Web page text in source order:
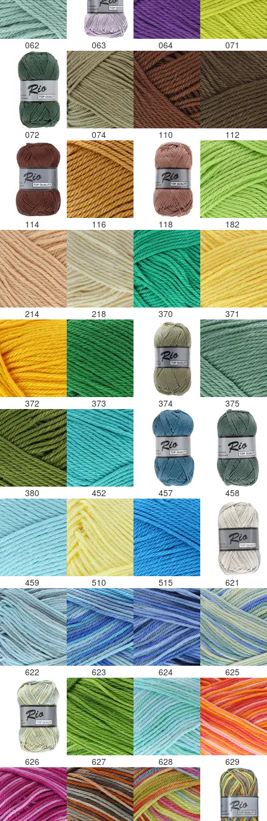
062 063 064 071
072 074 110 112
114 116 118 182
214 218 370 371
372 373 374 375
380 452 457 458
459 510 515 621
622 623 624 625
626 627 628 629